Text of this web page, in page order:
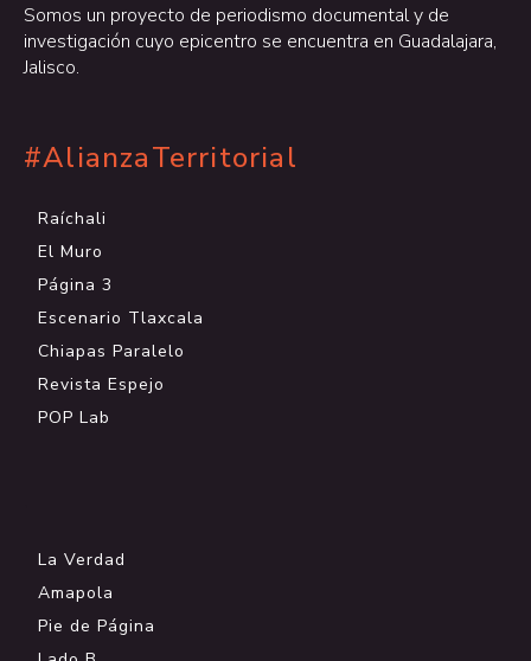
Somos un proyecto de periodismo documental y de
investigación cuyo epicentro se encuentra en Guadalajara,
Jalisco.
#AlianzaTerritorial
Raíchali
El Muro
Página 3
Escenario Tlaxcala
Chiapas Paralelo
Revista Espejo
POP Lab
La Verdad
Amapola
Pie de Página